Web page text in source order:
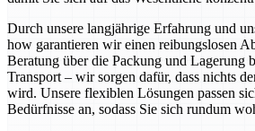
Durch unsere langjährige Erfahrung und
how garantieren wir einen reibungslosen
Beratung über die Packung und Lagerung
Transport – wir sorgen dafür, dass nichts
wird. Unsere flexiblen Lösungen passen
Bedürfnisse an, sodass Sie sich rundum